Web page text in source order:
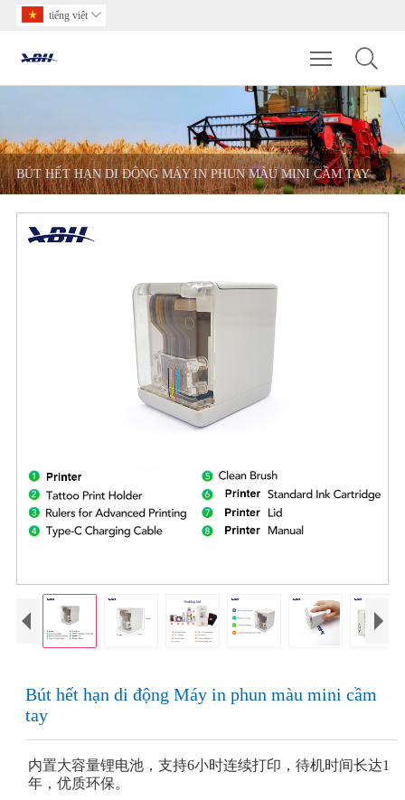
tiếng việt 
Toggle
BÚT HẾT HẠN DI ĐỘNG MÁY IN PHUN MÀU MINI CẦM TAY
Bút hết hạn di động Máy in phun màu mini cầm
tay
内置大容量锂电池，支持6小时连续打印，待机时间长达1
年，优质环保。